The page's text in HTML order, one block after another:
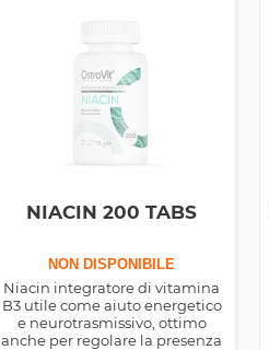
NIACIN 200 TABS
NON DISPONIBILE
Niacin integratore di vitamina
B3 utile come aiuto energetico
e neurotrasmissivo, ottimo
anche per regolare la presenza